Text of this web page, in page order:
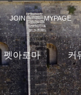
JOIN MYPAGE
펫아로마 커